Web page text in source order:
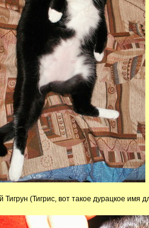
Тигрун (Тигрис, вот такое дурацкое имя